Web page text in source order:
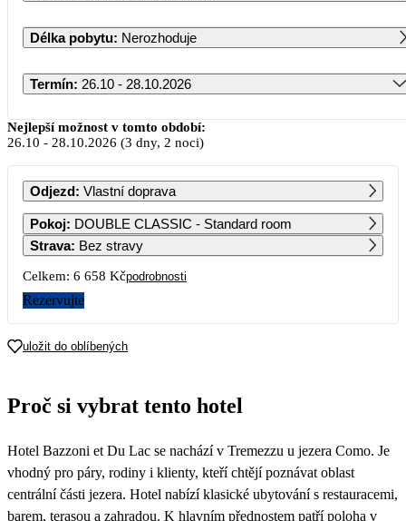
Délka pobytu: Nerozhoduje
Termín: 26.10 - 28.10.2026
Říjen 2026
PO ÚT ST ČT PÁ SO NE
1 2 3 4
5
5 389
6
5 389
7
5 389
8 9 10 11
12
19 20
26
3 329
27 28 29
Nejlepší možnost v tomto období:
26.10 - 28.10.2026 (3 dny, 2 noci)
Odjezd: Vlastní doprava
Pokoj: DOUBLE CLASSIC - Standard room
Strava: Bez stravy
Celkem: 6 658 Kčpodrobnosti
Rezervujte
uložit do oblíbených
Proč si vybrat tento hotel
Hotel Bazzoni et Du Lac se nachází v Tremezzu u jezera Como. Je
vhodný pro páry, rodiny i klienty, kteří chtějí poznávat oblast
centrální části jezera. Hotel nabízí klasické ubytování s restauracemi,
barem, terasou a zahradou. K hlavním přednostem patří poloha v